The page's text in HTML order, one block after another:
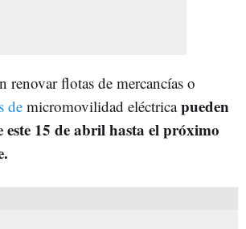
renovar flotas de mercancías o
de micromovilidad eléctricapueden
este 15 de abril hasta el próximo